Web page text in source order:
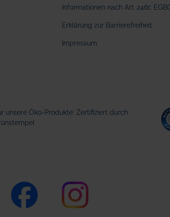
Informationen nach Art. 246c
Erklärung zur Barrierefreiheit
Impressum
unsere Öko-Produkte: Zertifiziert durch